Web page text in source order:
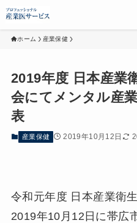
ホーム 産業保健
2019年度 日本産業
会にてメンタル産
表
産業保健 2019年10月12日
令和元年度 日本産業衛
2019年10月12日に帯広